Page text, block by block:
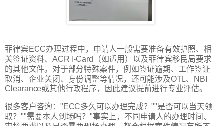
菲律宾ECC办理过程中，申请人一般需要准备有效护照、相
关签证资料、ACR I-Card（如适用）以及菲律宾移民局要求
的其他文件。对于部分特殊案件，例如签证逾期、工作签证
取消、企业关闭、身份调整等情况，还可能涉及OTL、NBI
Clearance或其他行政程序，因此建议提前进行专业评估。
很多客户咨询："ECC多久可以办理完成？""是否可以当天领
取？""需要本人到场吗？"事实上，不同申请人的办理时间、